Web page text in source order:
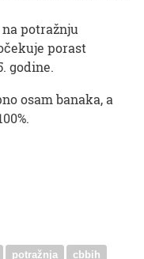
potražnju
porast
godine.
osam banaka, a
potražnja
cbbih